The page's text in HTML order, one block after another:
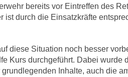
bereits vor Eintreffen des
ist durch die Einsatzkräfte
diese Situation noch besser
Kurs durchgeführt. Dabei wurde
Inhalte, auch die